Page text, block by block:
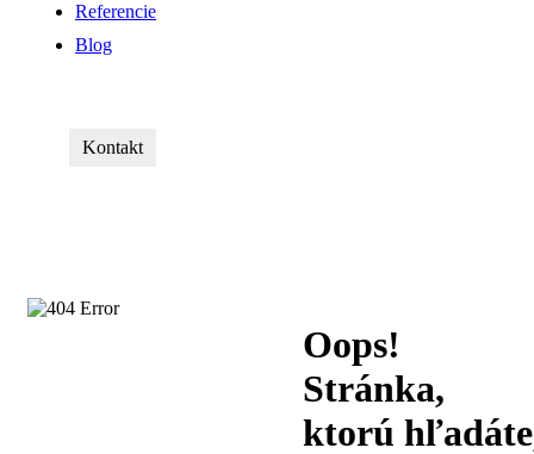
Referencie
Blog
Kontakt
Oops!
Stránka,
ktorú